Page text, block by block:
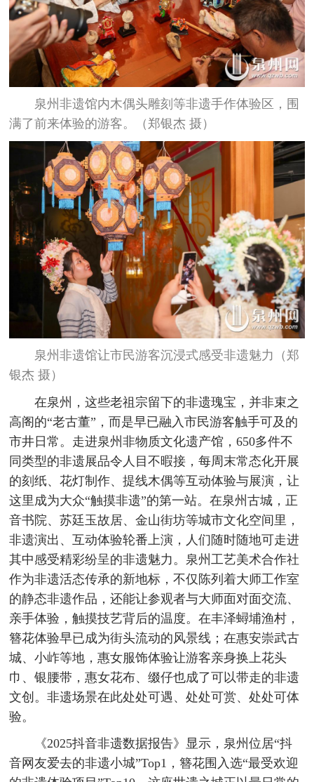
泉州非遗馆内木偶头雕刻等非遗手作体验区，围
满了前来体验的游客。（郑银杰 摄）
泉州非遗馆让市民游客沉浸式感受非遗魅力（郑
银杰 摄）
在泉州，这些老祖宗留下的非遗瑰宝，并非束之
高阁的“老古董”，而是早已融入市民游客触手可及的
市井日常。走进泉州非物质文化遗产馆，650多件不
同类型的非遗展品令人目不暇接，每周末常态化开展
的刻纸、花灯制作、提线木偶等互动体验与展演，让
这里成为大众“触摸非遗”的第一站。在泉州古城，正
音书院、苏廷玉故居、金山街坊等城市文化空间里，
非遗演出、互动体验轮番上演，人们随时随地可走进
其中感受精彩纷呈的非遗魅力。泉州工艺美术合作社
作为非遗活态传承的新地标，不仅陈列着大师工作室
的静态非遗作品，还能让参观者与大师面对面交流、
亲手体验，触摸技艺背后的温度。在丰泽蟳埔渔村，
簪花体验早已成为街头流动的风景线；在惠安崇武古
城、小岞等地，惠女服饰体验让游客亲身换上花头
巾、银腰带，惠女花布、缀仔也成了可以带走的非遗
文创。非遗场景在此处处可遇、处处可赏、处处可体
验。
《2025抖音非遗数据报告》显示，泉州位居“抖
音网友爱去的非遗小城”Top1，簪花围入选“最受欢迎